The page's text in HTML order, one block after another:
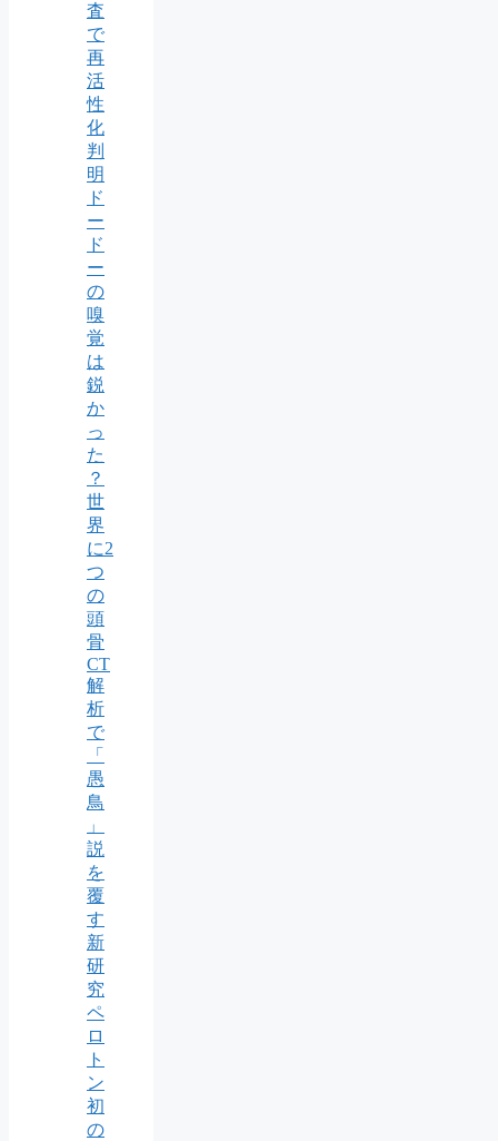
査
で
再
活
性
化
判
明
ド
ー
ド
ー
の
嗅
覚
は
鋭
か
っ
た
？
世
界
に2
つ
の
頭
骨
CT
解
析
で
「
愚
鳥
」
説
を
覆
す
新
研
究
ペ
ロ
ト
ン
初
の